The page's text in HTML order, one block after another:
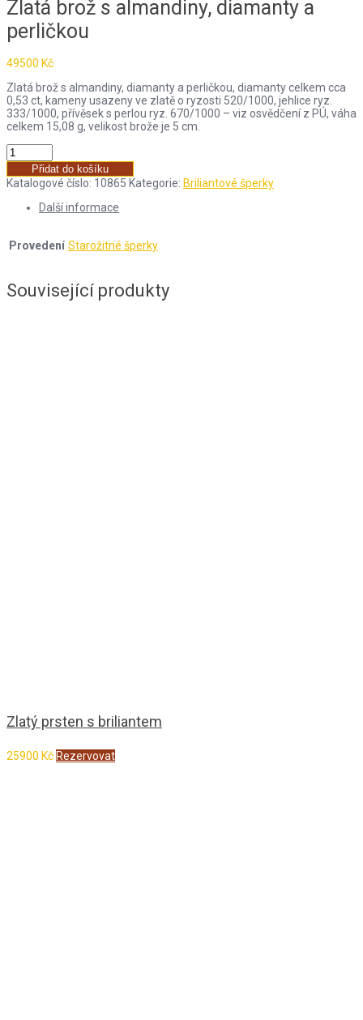
Zlatá brož s almandiny, diamanty a
perličkou
49500 Kč
Zlatá brož s almandiny, diamanty a perličkou, diamanty celkem cca
0,53 ct, kameny usazeny ve zlatě o ryzosti 520/1000, jehlice ryz.
333/1000, přívěsek s perlou ryz. 670/1000 – viz osvědčení z PÚ, váha
celkem 15,08 g, velikost brože je 5 cm.
Přidat do košíku
Katalogové číslo: 10865 Kategorie: Briliantové šperky
Další informace
Provedení Starožitné šperky
Související produkty
Zlatý prsten s briliantem
25900 Kč Rezervovat